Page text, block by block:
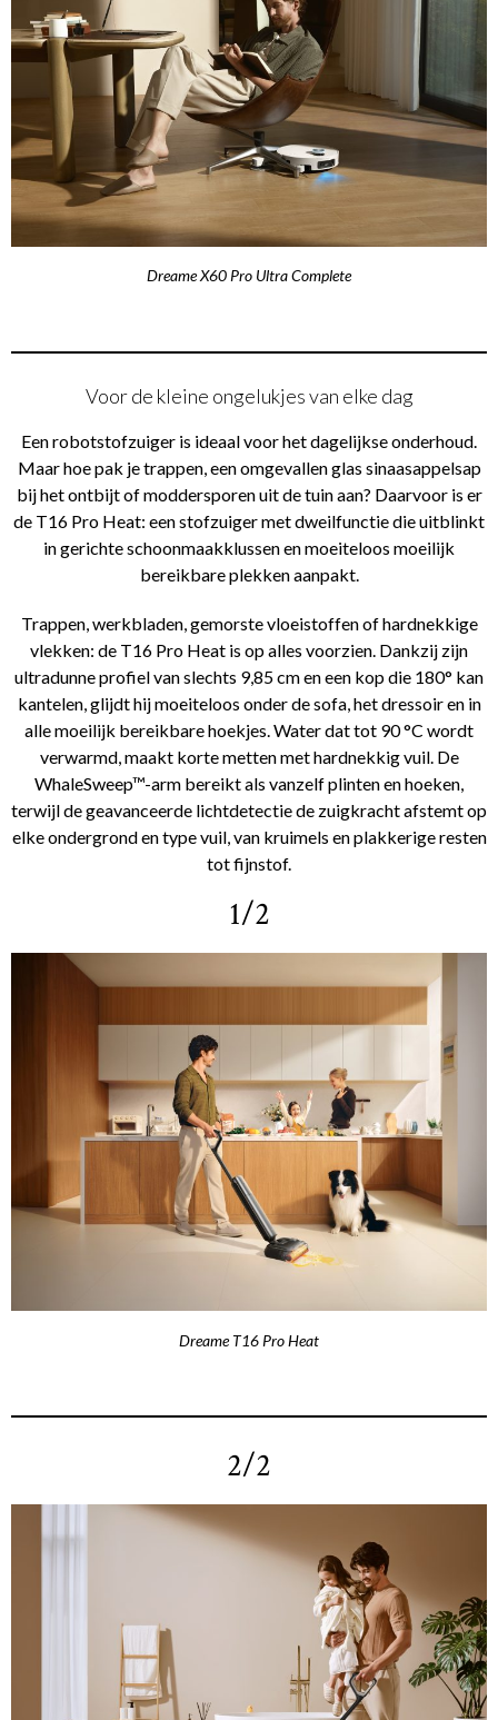
Dreame X60 Pro Ultra Complete
Voor de kleine ongelukjes van elke dag
Een robotstofzuiger is ideaal voor het dagelijkse onderhoud.
Maar hoe pak je trappen, een omgevallen glas sinaasappelsap
bij het ontbijt of moddersporen uit de tuin aan? Daarvoor is er
de T16 Pro Heat: een stofzuiger met dweilfunctie die uitblinkt
in gerichte schoonmaakklussen en moeiteloos moeilijk
bereikbare plekken aanpakt.
Trappen, werkbladen, gemorste vloeistoffen of hardnekkige
vlekken: de T16 Pro Heat is op alles voorzien. Dankzij zijn
ultradunne profiel van slechts 9,85 cm en een kop die 180° kan
kantelen, glijdt hij moeiteloos onder de sofa, het dressoir en in
alle moeilijk bereikbare hoekjes. Water dat tot 90 °C wordt
verwarmd, maakt korte metten met hardnekkig vuil. De
WhaleSweep™-arm bereikt als vanzelf plinten en hoeken,
terwijl de geavanceerde lichtdetectie de zuigkracht afstemt op
elke ondergrond en type vuil, van kruimels en plakkerige resten
tot fijnstof.
1/2
Dreame T16 Pro Heat
2/2